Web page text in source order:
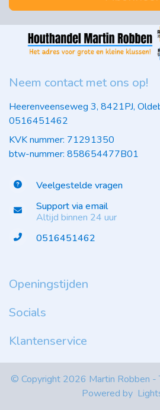
Neem contact met ons op!
Heerenveenseweg 3, 8421PJ,
0516451462
KVK nummer: 71291350
btw-nummer: 858654477B01
Veelgestelde vragen
Support via email
Altijd binnen 24 uur
0516451462
Openingstijden
Socials
Klantenservice
© Copyright 2026 Martin Robben -
Powered by